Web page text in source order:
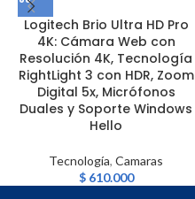
Logitech Brio Ultra HD Pro
4K: Cámara Web con
Resolución 4K, Tecnología
RightLight 3 con HDR, Zoom
Digital 5x, Micrófonos
Duales y Soporte Windows
Hello
Tecnología, Camaras
$610.000